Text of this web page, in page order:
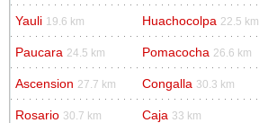
Yauli 19.6 km Huachocolpa 22.5 km
Paucara 24.5 km Pomacocha 26.6 km
Ascension 27.7 km Congalla 30.3 km
Rosario 30.7 km Caja 33 km